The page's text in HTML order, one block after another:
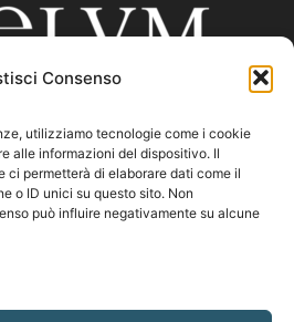
Consenso
utilizziamo tecnologie come i cookie
alle informazioni del dispositivo. Il
ci permetterà di elaborare dati come il
o ID unici su questo sito. Non
può influire negativamente su alcune
SIAMO